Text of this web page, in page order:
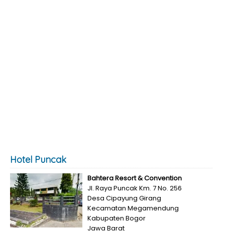
Hotel Puncak
Bahtera Resort & Convention
Jl. Raya Puncak Km. 7 No. 256
Desa Cipayung Girang
Kecamatan Megamendung
Kabupaten Bogor
Jawa Barat